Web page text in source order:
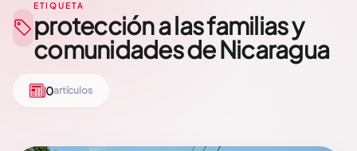
ETIQUETA
protección a las familias y
comunidades de Nicaragua
0artículos